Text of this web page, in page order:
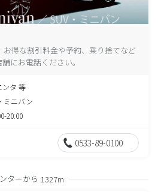
お得な割引料金や予約、乗り捨てなど
にお電話ください。
ンタ 等
ミニバン
20:00
0533-89-0100
ターから 1327m